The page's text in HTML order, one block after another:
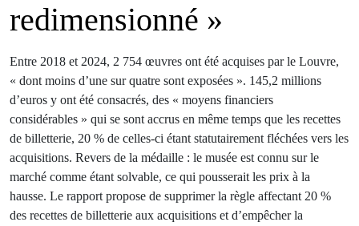
redimensionné »
Entre 2018 et 2024, 2 754 œuvres ont été acquises par le Louvre,
« dont moins d’une sur quatre sont exposées ». 145,2 millions
d’euros y ont été consacrés, des « moyens financiers
considérables » qui se sont accrus en même temps que les recettes
de billetterie, 20 % de celles-ci étant statutairement fléchées vers les
acquisitions. Revers de la médaille : le musée est connu sur le
marché comme étant solvable, ce qui pousserait les prix à la
hausse. Le rapport propose de supprimer la règle affectant 20 %
des recettes de billetterie aux acquisitions et d’empêcher la